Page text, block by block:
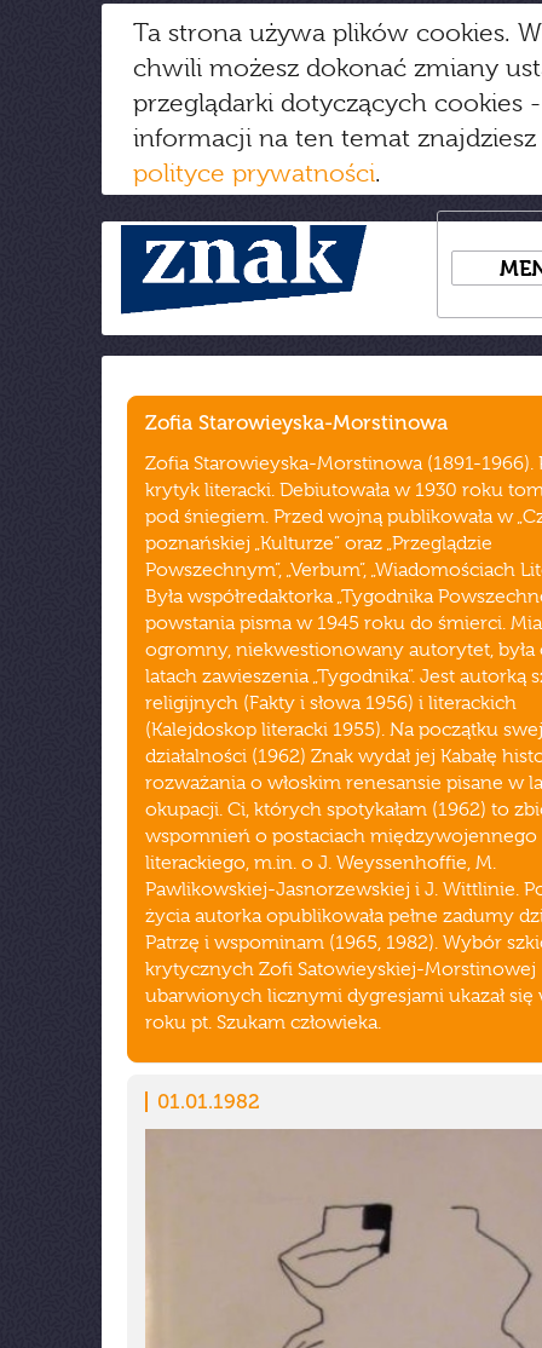
Ta strona używa plików cookies.
chwili możesz dokonać zmiany
przeglądarki dotyczących cookies
informacji na ten temat
polityce prywatności.
Zofia Starowieyska-Morstinowa
Zofia Starowieyska-Morstinowa (1891-1966).
krytyk literacki. Debiutowała w 1930 roku
pod śniegiem. Przed wojną publikowała w
poznańskiej „Kulturze” oraz „Przeglądzie
Powszechnym”, „Verbum”, „Wiadomościach
Była współredaktorka „Tygodnika
powstania pisma w 1945 roku do śmierci.
ogromny, niekwestionowany autorytet, była
latach zawieszenia „Tygodnika”. Jest autorką
religijnych (Fakty i słowa 1956) i literackich
(Kalejdoskop literacki 1955). Na początku swej
działalności (1962) Znak wydał jej Kabałę
rozważania o włoskim renesansie pisane w
okupacji. Ci, których spotykałam (1962) to
wspomnień o postaciach międzywojennego
literackiego, m.in. o J. Weyssenhoffie, M.
Pawlikowskiej-Jasnorzewskiej i J. Wittlinie.
życia autorka opublikowała pełne zadumy
Patrzę i wspominam (1965, 1982). Wybór
krytycznych Zofi Satowieyskiej-Morstinowej
ubarwionych licznymi dygresjami ukazał się
roku pt. Szukam człowieka.
01.01.1982